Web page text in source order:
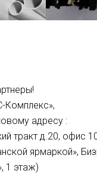
Комплекс»,
адресу :
тракт д.20, офис
ярмаркой»,
1 этаж)